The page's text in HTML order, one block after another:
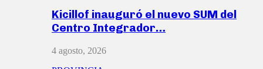
Kicillof inauguró el nuevo SUM del
Centro Integrador…
4 agosto, 2026